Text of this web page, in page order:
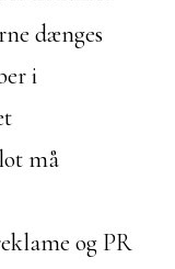
dænges
i
må
og PR